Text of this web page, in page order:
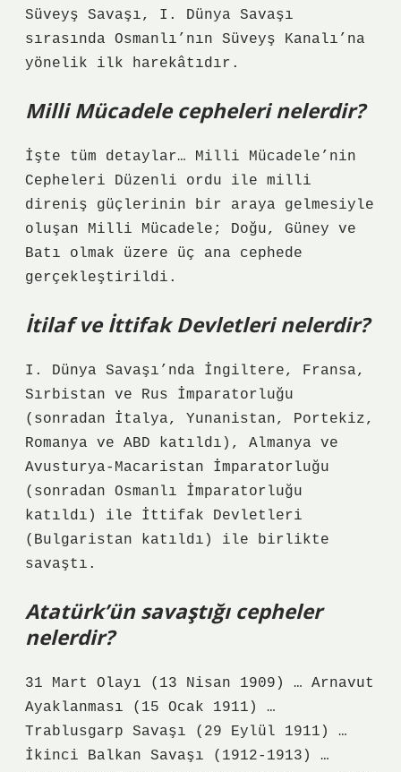
Süveyş Savaşı, I. Dünya Savaşı
sırasında Osmanlı’nın Süveyş Kanalı’na
yönelik ilk harekâtıdır.
Milli Mücadele cepheleri nelerdir?
İşte tüm detaylar… Milli Mücadele’nin
Cepheleri Düzenli ordu ile milli
direniş güçlerinin bir araya gelmesiyle
oluşan Milli Mücadele; Doğu, Güney ve
Batı olmak üzere üç ana cephede
gerçekleştirildi.
İtilaf ve İttifak Devletleri nelerdir?
I. Dünya Savaşı’nda İngiltere, Fransa,
Sırbistan ve Rus İmparatorluğu
(sonradan İtalya, Yunanistan, Portekiz,
Romanya ve ABD katıldı), Almanya ve
Avusturya-Macaristan İmparatorluğu
(sonradan Osmanlı İmparatorluğu
katıldı) ile İttifak Devletleri
(Bulgaristan katıldı) ile birlikte
savaştı.
Atatürk’ün savaştığı cepheler
nelerdir?
31 Mart Olayı (13 Nisan 1909) … Arnavut
Ayaklanması (15 Ocak 1911) …
Trablusgarp Savaşı (29 Eylül 1911) …
İkinci Balkan Savaşı (1912-1913) …